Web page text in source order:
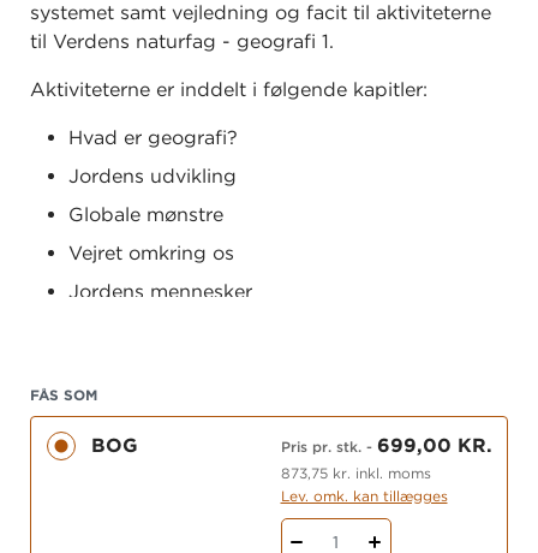
systemet samt vejledning og facit til aktiviteterne
til Verdens naturfag - geografi 1.
Aktiviteterne er inddelt i følgende kapitler:
Hvad er geografi?
Jordens udvikling
Globale mønstre
Vejret omkring os
Jordens mennesker
Få et overblik over alle materialer i systemet
Se flere materialer til geografi
FÅS SOM
BOG Pris pr. stk.- 699,00 KR.
873,75 kr. inkl. moms
Lev. omk. kan tillægges
1